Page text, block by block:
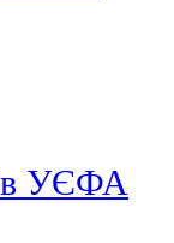
УЄФА